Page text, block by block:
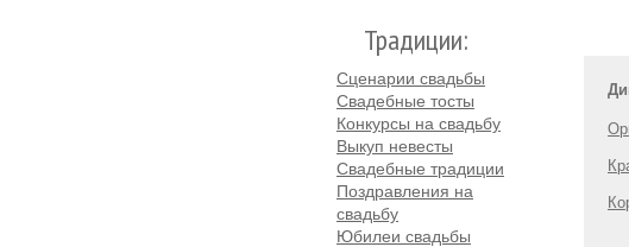
Традиции:
Сценарии свадьбы
Свадебные тосты
Конкурсы на свадьбу
Выкуп невесты
Свадебные традиции
Поздравления на
свадьбу
Юбилеи свадьбы